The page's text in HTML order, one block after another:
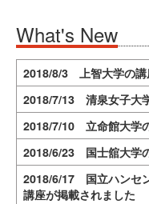
What's New
2018/8/3 上智大学の講
2018/7/13 清泉女子大
2018/7/10 立命館大学
2018/6/23 国士舘大学
2018/6/17 国立ハンセ
講座が掲載されました